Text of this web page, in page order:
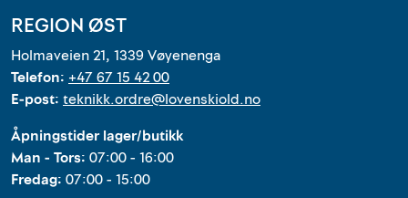
REGION ØST
Holmaveien 21, 1339 Vøyenenga
Telefon: +47 67 15 42 00
E-post: teknikk.ordre@lovenskiold.no
Åpningstider lager/butikk
Man - Tors: 07:00 - 16:00
Fredag: 07:00 - 15:00